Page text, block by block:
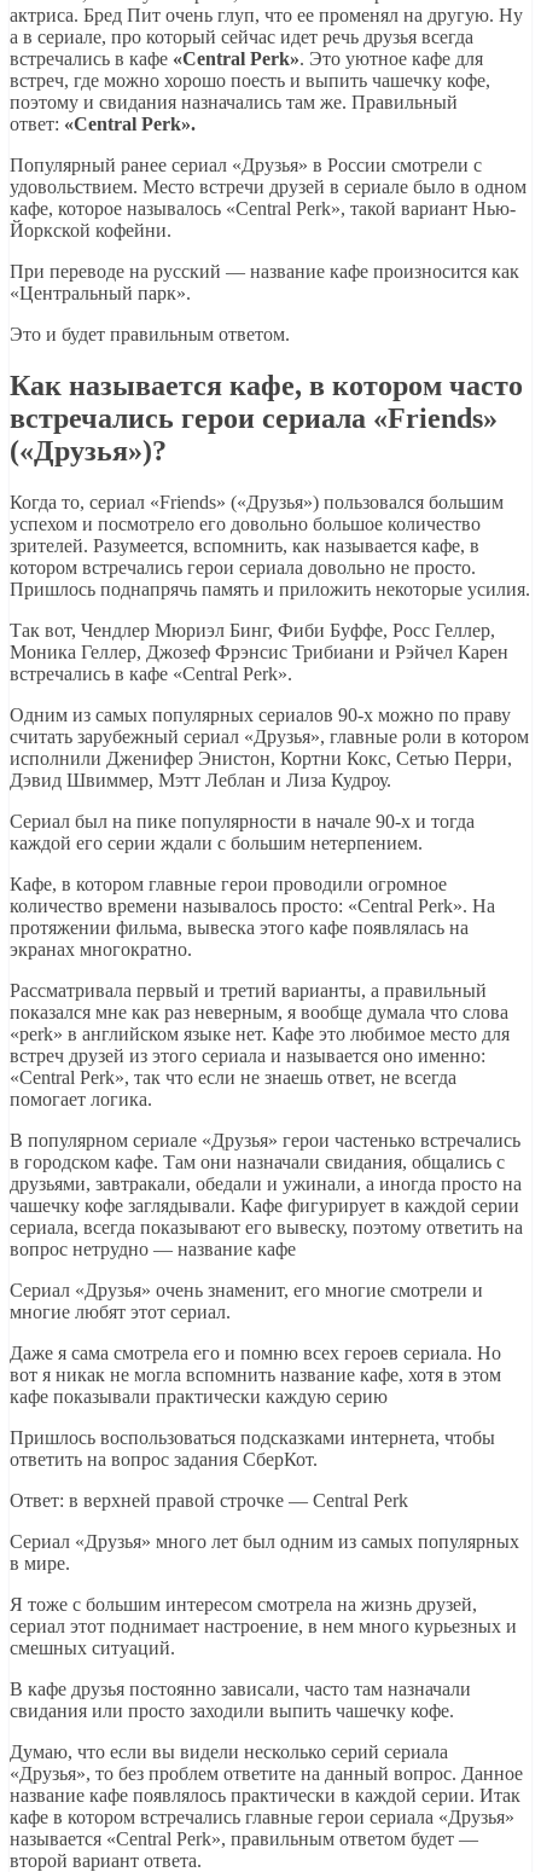
актриса. Бред Пит очень глуп, что ее променял на другую. Ну
а в сериале, про который сейчас идет речь друзья всегда
встречались в кафе «Central Perk». Это уютное кафе для
встреч, где можно хорошо поесть и выпить чашечку кофе,
поэтому и свидания назначались там же. Правильный
ответ: «Central Perk».
Популярный ранее сериал «Друзья» в России смотрели с
удовольствием. Место встречи друзей в сериале было в одном
кафе, которое называлось «Central Perk», такой вариант Нью-
Йоркской кофейни.
При переводе на русский — название кафе произносится как
«Центральный парк».
Это и будет правильным ответом.
Как называется кафе, в котором часто
встречались герои сериала «Friends»
(«Друзья»)?
Когда то, сериал «Friends» («Друзья») пользовался большим
успехом и посмотрело его довольно большое количество
зрителей. Разумеется, вспомнить, как называется кафе, в
котором встречались герои сериала довольно не просто.
Пришлось поднапрячь память и приложить некоторые усилия.
Так вот, Чендлер Мюриэл Бинг, Фиби Буффе, Росс Геллер,
Моника Геллер, Джозеф Фрэнсис Трибиани и Рэйчел Карен
встречались в кафе «Central Perk».
Одним из самых популярных сериалов 90-х можно по праву
считать зарубежный сериал «Друзья», главные роли в котором
исполнили Дженифер Энистон, Кортни Кокс, Сетью Перри,
Дэвид Швиммер, Мэтт Леблан и Лиза Кудроу.
Сериал был на пике популярности в начале 90-х и тогда
каждой его серии ждали с большим нетерпением.
Кафе, в котором главные герои проводили огромное
количество времени называлось просто: «Central Perk». На
протяжении фильма, вывеска этого кафе появлялась на
экранах многократно.
Рассматривала первый и третий варианты, а правильный
показался мне как раз неверным, я вообще думала что слова
«реrk» в английском языке нет. Кафе это любимое место для
встреч друзей из этого сериала и называется оно именно:
«Central Perk», так что если не знаешь ответ, не всегда
помогает логика.
В популярном сериале «Друзья» герои частенько встречались
в городском кафе. Там они назначали свидания, общались с
друзьями, завтракали, обедали и ужинали, а иногда просто на
чашечку кофе заглядывали. Кафе фигурирует в каждой серии
сериала, всегда показывают его вывеску, поэтому ответить на
вопрос нетрудно — название кафе
Сериал «Друзья» очень знаменит, его многие смотрели и
многие любят этот сериал.
Даже я сама смотрела его и помню всех героев сериала. Но
вот я никак не могла вспомнить название кафе, хотя в этом
кафе показывали практически каждую серию
Пришлось воспользоваться подсказками интернета, чтобы
ответить на вопрос задания СберКот.
Ответ: в верхней правой строчке — Central Perk
Сериал «Друзья» много лет был одним из самых популярных
в мире.
Я тоже с большим интересом смотрела на жизнь друзей,
сериал этот поднимает настроение, в нем много курьезных и
смешных ситуаций.
В кафе друзья постоянно зависали, часто там назначали
свидания или просто заходили выпить чашечку кофе.
Думаю, что если вы видели несколько серий сериала
«Друзья», то без проблем ответите на данный вопрос. Данное
название кафе появлялось практически в каждой серии. Итак
кафе в котором встречались главные герои сериала «Друзья»
называется «Central Perk», правильным ответом будет —
второй вариант ответа.